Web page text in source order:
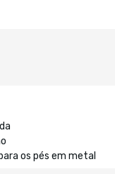
os pés em metal